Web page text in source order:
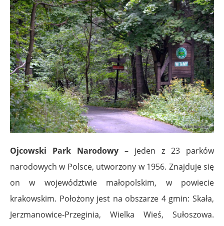
Ojcowski Park Narodowy – jeden z 23 parków
narodowych w Polsce, utworzony w 1956. Znajduje się
on w województwie małopolskim, w powiecie
krakowskim. Położony jest na obszarze 4 gmin: Skała,
Jerzmanowice-Przeginia, Wielka Wieś, Sułoszowa.